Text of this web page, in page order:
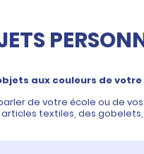
aux couleurs de
de votre école ou de
textiles, des